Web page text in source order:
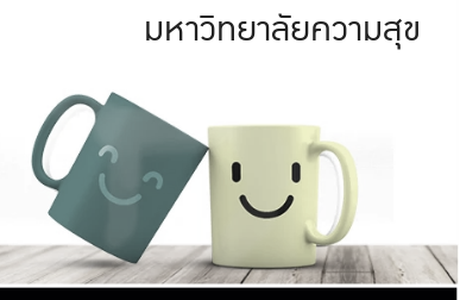
มหาวิทยาลัย
ให้กับประชาชน
มหาวิทยาลัยความสุข